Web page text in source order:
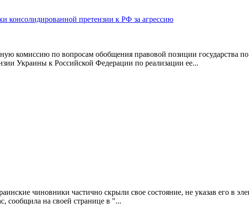
консолидированной претензии к РФ за агрессию
комиссию по вопросам обобщения правовой позиции государства
Украины к Российской Федерации по реализации ее...
чиновники частично скрыли свое состояние, не указав его в
сообщила на своей странице в "...